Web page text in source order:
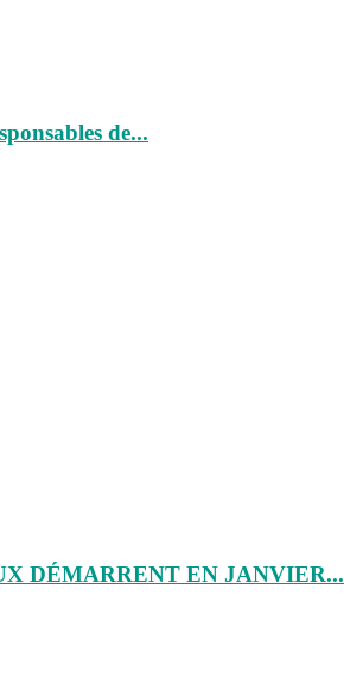
de...
DÉMARRENT EN JANVIER...